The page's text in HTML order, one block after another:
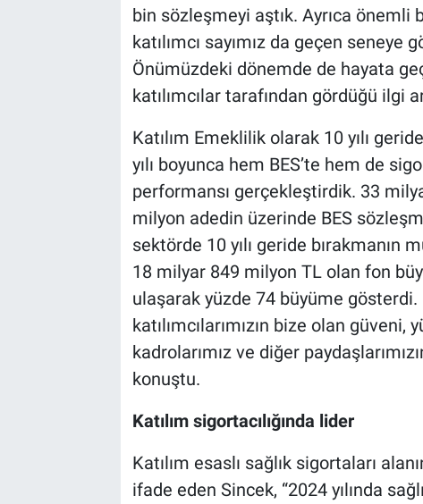
bin sözleşmeyi aştık. Ayrıca önemli
katılımcı sayımız da geçen seneye
Önümüzdeki dönemde de hayata
katılımcılar tarafından gördüğü
Katılım Emeklilik olarak 10 yılı
yılı boyunca hem BES’te hem de
performansı gerçekleştirdik. 33
milyon adedin üzerinde BES
sektörde 10 yılı geride bırakmanın
18 milyar 849 milyon TL olan fon
ulaşarak yüzde 74 büyüme gösterdi.
katılımcılarımızın bize olan
kadrolarımız ve diğer
konuştu.
Katılım sigortacılığında lider
Katılım esaslı sağlık sigortaları
ifade eden Sincek, “2024 yılında